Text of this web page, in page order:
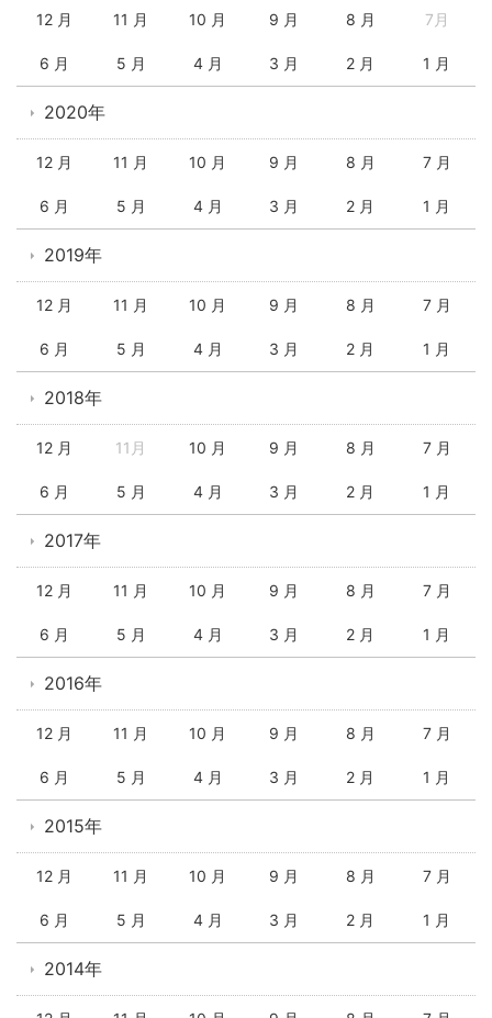
12 月 11 月 10 月 9 月 8 月 7月
6 月 5 月 4 月 3 月 2 月 1 月
2020年
12 月 11 月 10 月 9 月 8 月 7 月
6 月 5 月 4 月 3 月 2 月 1 月
2019年
12 月 11 月 10 月 9 月 8 月 7 月
6 月 5 月 4 月 3 月 2 月 1 月
2018年
12 月 11月 10 月 9 月 8 月 7 月
6 月 5 月 4 月 3 月 2 月 1 月
2017年
12 月 11 月 10 月 9 月 8 月 7 月
6 月 5 月 4 月 3 月 2 月 1 月
2016年
12 月 11 月 10 月 9 月 8 月 7 月
6 月 5 月 4 月 3 月 2 月 1 月
2015年
12 月 11 月 10 月 9 月 8 月 7 月
6 月 5 月 4 月 3 月 2 月 1 月
2014年